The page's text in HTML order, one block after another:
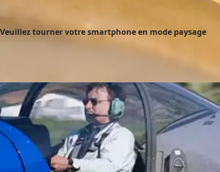
Veuillez tourner votre smartphone en mode paysage